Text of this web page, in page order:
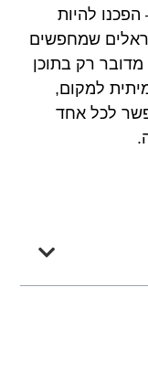
להיות
שמחפשים
רק בתוכן
למקום,
לכל אחד